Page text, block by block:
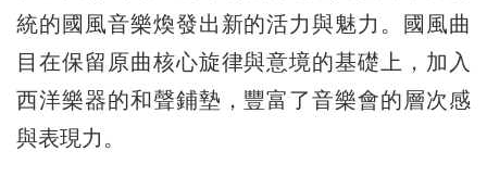
統的國風音樂煥發出新的活力與魅力。國風曲
目在保留原曲核心旋律與意境的基礎上，加入
西洋樂器的和聲鋪墊，豐富了音樂會的層次感
與表現力。